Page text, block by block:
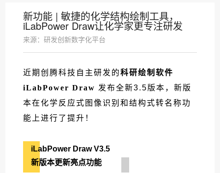
新功能 | 敏捷的化学结构绘制工具，
iLabPower Draw让化学家更专注研发
来源：研发创新数字化平台
近期创腾科技自主研发的科研绘制软件
iLabPower Draw 发布全新3.5版本，新版
本在化学反应式图像识别和结构式转名称功
能上进行了提升！
iLabPower Draw V3.5
新版本更新亮点功能